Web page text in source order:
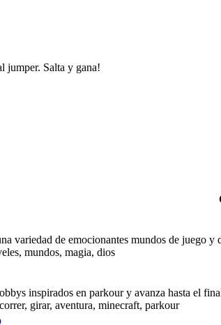
jumper. Salta y gana!
variedad de emocionantes mundos de juego y
mundos, magia, dios
obbys inspirados en parkour y avanza hasta el
girar, aventura, minecraft, parkour